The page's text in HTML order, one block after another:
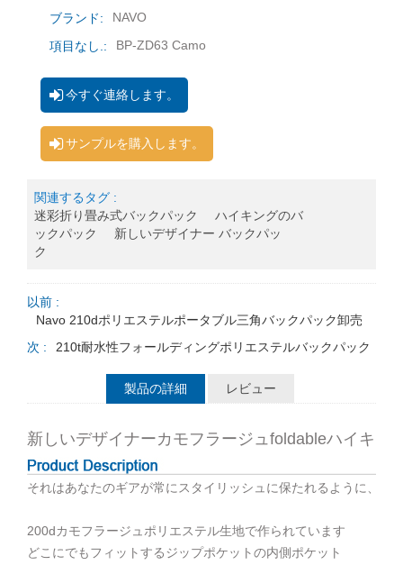
ブランド: NAVO
項目なし.: BP-ZD63 Camo
今すぐ連絡します。
サンプルを購入します。
関連するタグ :
迷彩折り畳み式バックパック
ハイキングのバ
ックパック
新しいデザイナー バックパッ
ク
以前 :
Navo 210dポリエステルポータブル三角バックパック卸売
次 :
210t耐水性フォールディングポリエステルバックパック
製品の詳細 レビュー
新しいデザイナーカモフラージュfoldableハイキン
それはあなたのギアが常にスタイリッシュに保たれるように、明
200dカモフラージュポリエステル生地で作られています
どこにでもフィットするジップポケットの内側ポケット